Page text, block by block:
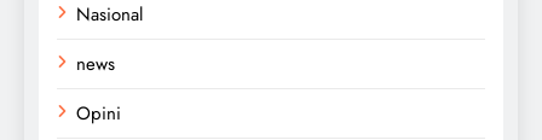
Nasional
news
Opini